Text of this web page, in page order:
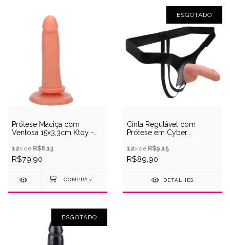
Prótese Maciça com
Ventosa 15x3,3cm Ktoy -
12x de R$8,13
R$79,90
ESGOTADO
Cinta Regulável com
Prótese em Cyber
12x de R$9,15
R$89,90
DETALHES
ESGOTADO